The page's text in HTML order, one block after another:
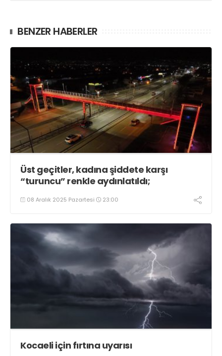
BENZER HABERLER
Üst geçitler, kadına şiddete karşı
“turuncu” renkle aydınlatıldı;
08 Aralık 2025 Pazartesi 23:00
Kocaeli için fırtına uyarısı